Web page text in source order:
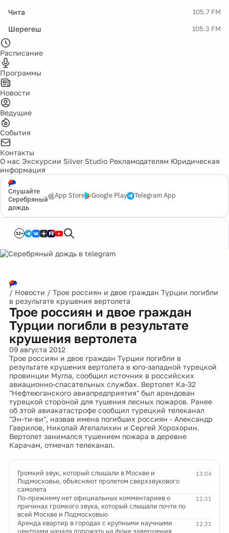
Чита 105.7 FM
Шерегеш 105.3 FM
Расписание
Программы
Новости
Ведущие
События
Контакты
О нас Экскурсии Silver Studio Рекламодателям Юридическая
информация
Слушайте
Серебряный
дождь
App Store Google Play Telegram App
12+
/ Новости / Трое россиян и двое граждан Турции погибли
в результате крушения вертолета
Трое россиян и двое граждан
Турции погибли в результате
крушения вертолета
09 августа 2012
Трое россиян и двое граждан Турции погибли в
результате крушения вертолета в юго-западной турецкой
провинции Мугла, сообщил источник в российских
авиационно-спасательных службах. Вертолет Ка-32
"Нефтеюганского авиапредприятия" был арендован
турецкой стороной для тушения лесных пожаров. Ранее
об этой авиакатастрофе сообщил турецкий телеканал
"Эн-ти-ви", назвав имена погибших россиян - Александр
Гаврилов, Николай Атепалихин и Сергей Хорохорин.
Вертолет занимался тушением пожара в деревне
Карачам, отмечал телеканал.
13:04
Громкий звук, который слышали в Москве и
Подмосковье, объясняют пролетом сверхзвукового
самолета
12:31
По-прежнему нет официальных комментариев о
причинах громкого звука, который слышали почти по
всей Москве и Подмосковью
12:31
Аренда квартир в городах с крупными научными